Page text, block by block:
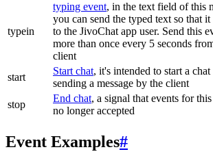
typein
typing event, in the text field of this
you can send the typed text so that
to the JivoChat app user. Send this
more than once every 5 seconds
client
start
Start chat, it's intended to start a
sending a message by the client
stop
End chat, a signal that events for
no longer accepted
Event Examples#